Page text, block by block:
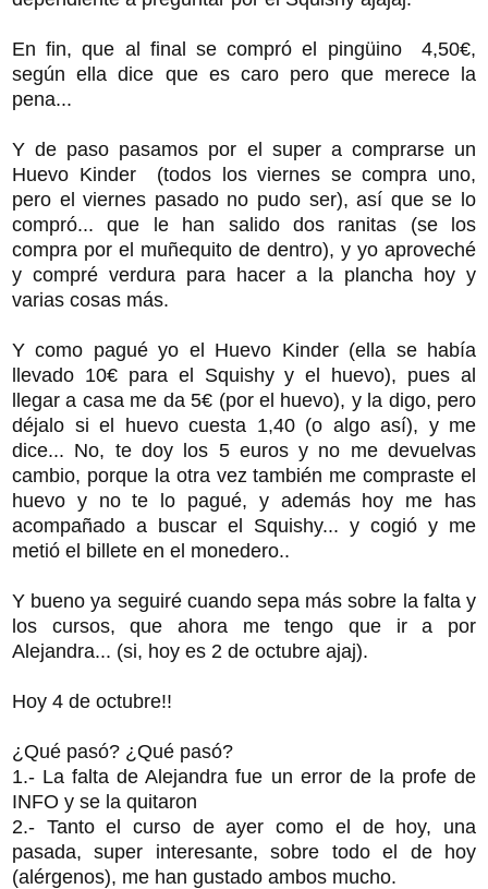
En fin, que al final se compró el pingüino 4,50€,
según ella dice que es caro pero que merece la
pena...
Y de paso pasamos por el super a comprarse un
Huevo Kinder (todos los viernes se compra uno,
pero el viernes pasado no pudo ser), así que se lo
compró... que le han salido dos ranitas (se los
compra por el muñequito de dentro), y yo aproveché
y compré verdura para hacer a la plancha hoy y
varias cosas más.
Y como pagué yo el Huevo Kinder (ella se había
llevado 10€ para el Squishy y el huevo), pues al
llegar a casa me da 5€ (por el huevo), y la digo, pero
déjalo si el huevo cuesta 1,40 (o algo así), y me
dice... No, te doy los 5 euros y no me devuelvas
cambio, porque la otra vez también me compraste el
huevo y no te lo pagué, y además hoy me has
acompañado a buscar el Squishy... y cogió y me
metió el billete en el monedero..
Y bueno ya seguiré cuando sepa más sobre la falta y
los cursos, que ahora me tengo que ir a por
Alejandra... (si, hoy es 2 de octubre ajaj).
Hoy 4 de octubre!!
¿Qué pasó? ¿Qué pasó?
1.- La falta de Alejandra fue un error de la profe de
INFO y se la quitaron
2.- Tanto el curso de ayer como el de hoy, una
pasada, super interesante, sobre todo el de hoy
(alérgenos), me han gustado ambos mucho.